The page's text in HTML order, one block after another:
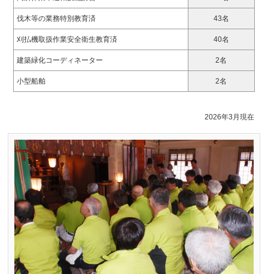
伐木等の業務特別教育済 43名
刈払機取扱作業安全衛生教育済 40名
建築緑化コーディネーター 2名
小型船舶 2名
2026年3月現在